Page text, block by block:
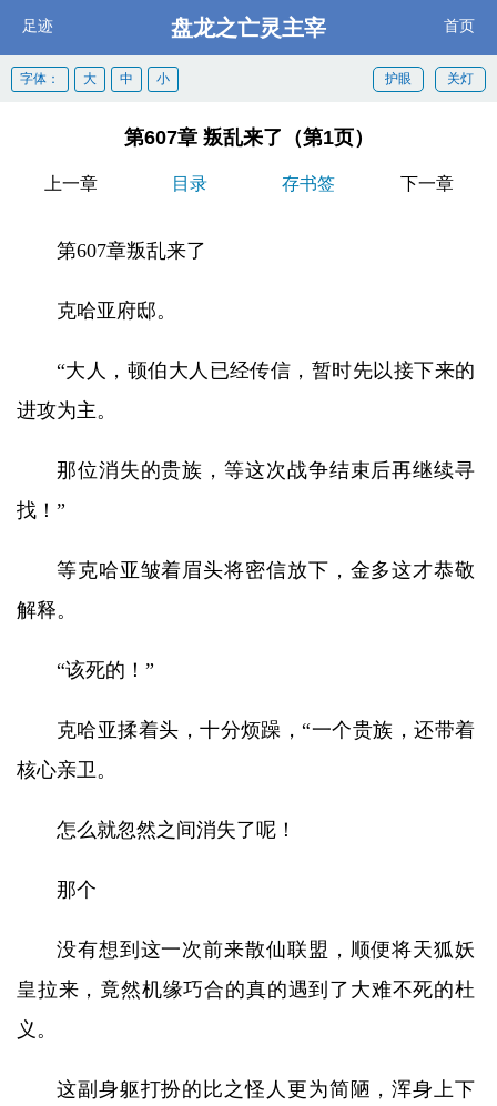
足迹 盘龙之亡灵主宰 首页
关灯
护眼
字体： 大 中 小
第607章 叛乱来了（第1页）
上一章 目录 存书签 下一章
第607章叛乱来了
克哈亚府邸。
“大人，顿伯大人已经传信，暂时先以接下来的
进攻为主。
那位消失的贵族，等这次战争结束后再继续寻
找！”
等克哈亚皱着眉头将密信放下，金多这才恭敬
解释。
“该死的！”
克哈亚揉着头，十分烦躁，“一个贵族，还带着
核心亲卫。
怎么就忽然之间消失了呢！
那个
没有想到这一次前来散仙联盟，顺便将天狐妖
皇拉来，竟然机缘巧合的真的遇到了大难不死的杜
义。
这副身躯打扮的比之怪人更为简陋，浑身上下